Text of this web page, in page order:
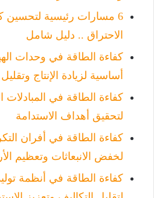
6 مسارات رئيسية لتحسين
الاحتراق .. دليل شامل
أساسية لزيادة الإنتاج وتقليل
لتحقيق أهداف الاستدامة
لخفض الانبعاثات وتعظيم